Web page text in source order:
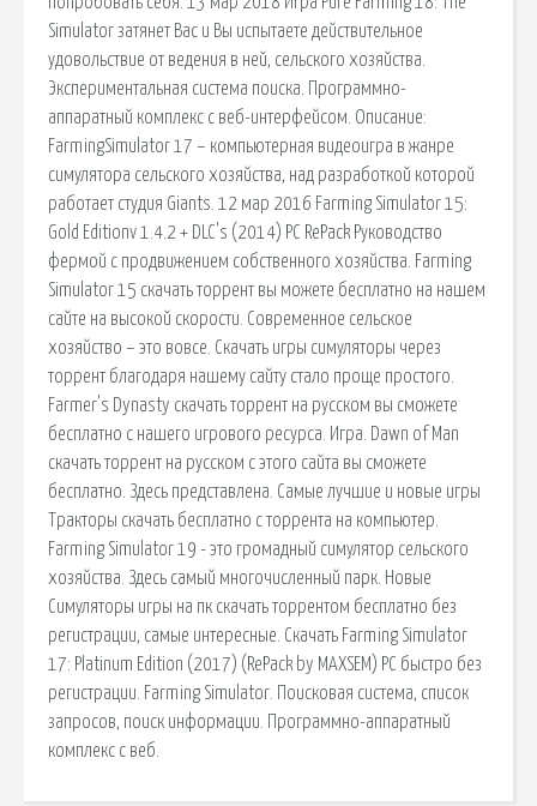
Simulator затянет Вас и Вы испытаете действительное
удовольствие от ведения в ней, сельского хозяйства.
Экспериментальная система поиска. Программно-
аппаратный комплекс с веб-интерфейсом. Описание:
FarmingSimulator 17 – компьютерная видеоигра в жанре
симулятора сельского хозяйства, над разработкой которой
работает студия Giants. 12 мар 2016 Farming Simulator 15:
Gold Editionv 1.4.2 + DLC's (2014) PC RePack Руководство
фермой с продвижением собственного хозяйства. Farming
Simulator 15 скачать торрент вы можете бесплатно на нашем
сайте на высокой скорости. Современное сельское
хозяйство – это вовсе. Скачать игры симуляторы через
торрент благодаря нашему сайту стало проще простого.
Farmer's Dynasty скачать торрент на русском вы сможете
бесплатно с нашего игрового ресурса. Игра. Dawn of Man
скачать торрент на русском с этого сайта вы сможете
бесплатно. Здесь представлена. Самые лучшие и новые игры
Тракторы скачать бесплатно с торрента на компьютер.
Farming Simulator 19 - это громадный симулятор сельского
хозяйства. Здесь самый многочисленный парк. Новые
Симуляторы игры на пк скачать торрентом бесплатно без
регистрации, самые интересные. Скачать Farming Simulator
17: Platinum Edition (2017) (RePack by MAXSEM) PC быстро без
регистрации. Farming Simulator. Поисковая сиcтема, список
запросов, поиск информации. Программно-аппаратный
комплекс с веб.